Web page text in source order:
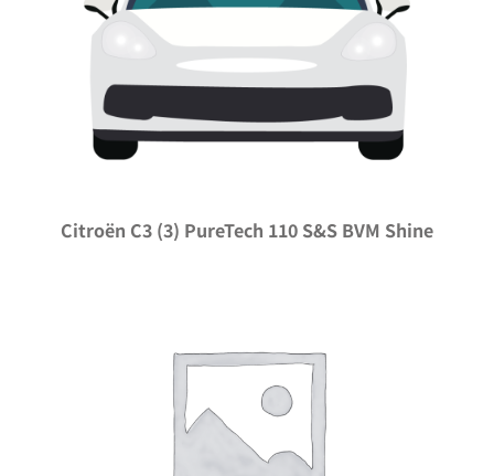
Citroën C3 (3) PureTech 110 S&S BVM Shine